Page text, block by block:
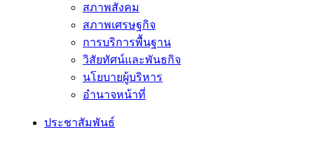
สภาพสังคม
สภาพเศรษฐกิจ
การบริการพื้นฐาน
วิสัยทัศน์และพันธกิจ
นโยบายผู้บริหาร
อํานาจหน้าที่
ประชาสัมพันธ์